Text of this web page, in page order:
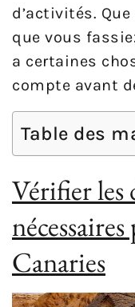
d’activités.
que vous
a certaines
compte avant
Table des
Vérifier les
Canaries